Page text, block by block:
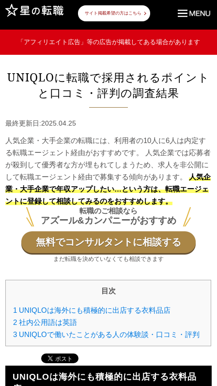
サイト掲載希望の方はこちら
「アフィリエイト広告」等の広告が掲載してある場合があります
UNIQLOに転職で採用されるポイント
と口コミ・評判の調査結果
最終更新日:2025.04.25
人気企業・大手企業の転職には、利用者の10人に6人は内定す
る転職エージェント経由がおすすめです。 人気企業では応募者
が殺到して優秀者な方が埋もれてしまうため、求人を非公開に
して転職エージェント経由で募集する傾向があります。人気企
業・大手企業で年収アップしたい…という方は、転職エージェ
ントに登録して相談してみるのをおすすめします。
転職のご相談なら
アズール&カンパニーがおすすめ
無料でコンサルタントに相談する
まだ転職を決めていなくても相談できます
目次
1 UNIQLOは海外にも積極的に出店する衣料品店
2 社内公用語は英語
3 UNIQLOで働いたことがある人の体験談・口コミ・評判
UNIQLOは海外にも積極的に出店する衣料品